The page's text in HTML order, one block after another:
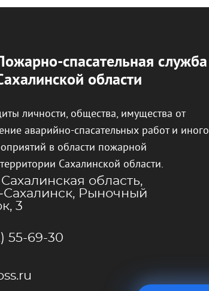
спасательная служба
области
личности, общества, имущества от
аварийно-спасательных работ и иного
в области пожарной
Сахалинской области.
область,
Рыночный
3
55-69-30